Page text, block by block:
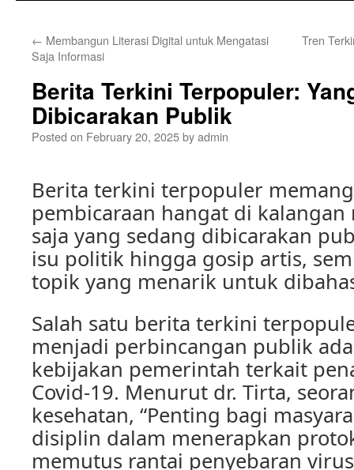
← Membangun Literasi Digital untuk Mengatasi
Saja Informasi
Tren
Berita Terkini Terpopuler:
Dibicarakan Publik
Posted on February 20, 2025byadmin
Berita terkini terpopuler
pembicaraan hangat di kalangan
saja yang sedang dibicarakan
isu politik hingga gosip artis,
topik yang menarik untuk
Salah satu berita terkini
menjadi perbincangan publik
kebijakan pemerintah terkait
Covid-19. Menurut dr. Tirta,
kesehatan, “Penting bagi
disiplin dalam menerapkan
memutus rantai penyebaran